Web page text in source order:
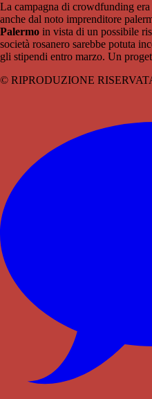
La campagna di crowdfunding
anche dal noto imprenditore
Palermo in vista di un possibile
società rosanero sarebbe potuta
gli stipendi entro marzo. Un
© RIPRODUZIONE